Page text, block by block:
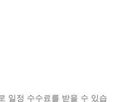
일정 수수료를 받을 수 있습